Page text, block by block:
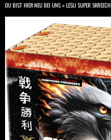
DU BIST HIER:NEU BEI UNS»LESLI SUPER SKREECH